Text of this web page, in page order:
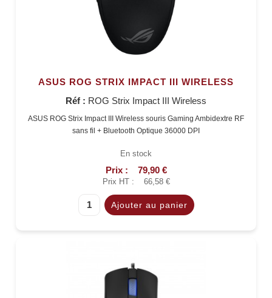
ASUS ROG STRIX IMPACT III WIRELESS
Réf : ROG Strix Impact III Wireless
ASUS ROG Strix Impact III Wireless souris Gaming Ambidextre RF
sans fil + Bluetooth Optique 36000 DPI
En stock
Prix : 79,90 €
Prix HT : 66,58 €